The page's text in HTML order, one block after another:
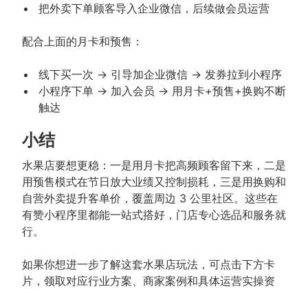
把外卖下单顾客导入企业微信，后续做会员运营
配合上面的月卡和预售：
线下买一次 → 引导加企业微信 → 发券拉到小程序
小程序下单 → 加入会员 → 用月卡+预售+换购不断
触达
小结
水果店要想更稳：一是用月卡把高频顾客留下来，二是
用预售模式在节日放大业绩又控制损耗，三是用换购和
自营外卖提升客单价，覆盖周边 3 公里社区。这些在
有赞小程序里都能一站式搭好，门店专心选品和服务就
行。
如果你想进一步了解这套水果店玩法，可点击下方卡
片，领取对应行业方案、商家案例和具体运营实操资